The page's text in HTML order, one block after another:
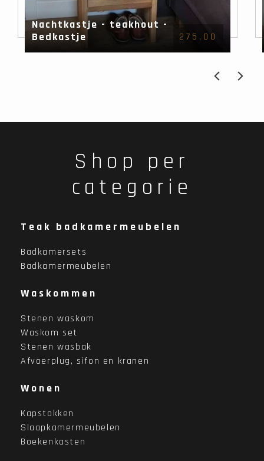
Nachtkastje - teakhout -
Bedkastje
275,00
Shop per
categorie
Teak badkamermeubelen
Badkamersets
Badkamermeubelen
Waskommen
Stenen waskom
Waskom set
Stenen wasbak
Afvoerplug, sifon en kranen
Wonen
Kapstokken
Slaapkamermeubelen
Boekenkasten